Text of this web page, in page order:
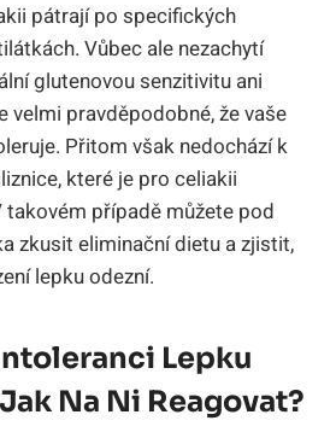
pátrají po specifických
Vůbec ale nezachytí
glutenovou senzitivitu ani
velmi pravděpodobné, že vaše
Přitom však nedochází k
které je pro celiakii
případě můžete pod
zkusit eliminační dietu a zjistit,
lepku odezní.
Lepku
Na Ni Reagovat?